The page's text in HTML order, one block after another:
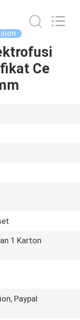
Ce
1 Karton
Paypal